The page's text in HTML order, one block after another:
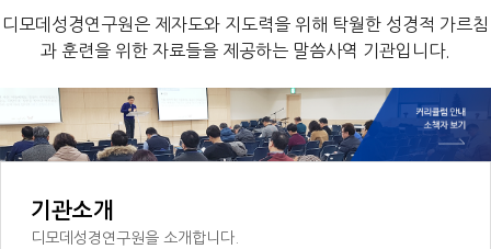
디모데성경연구원은 제자도와 지도력을 위해 탁월한 성경적 가르침
과 훈련을 위한 자료들을 제공하는 말씀사역 기관입니다.
기관소개
디모데성경연구원을 소개합니다.